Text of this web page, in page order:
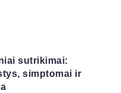
sutrikimai:
simptomai ir